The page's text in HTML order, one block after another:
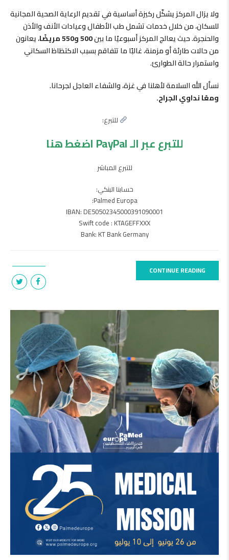
ولا يزال المركز يشكّل ركيزة أساسية في تقديم الرعاية الصحية المجانية
للسكان، من خلال خدمات تشمل طب الأطفال وعيادات الأنف والأذن
والحنجرة. حيث يعالج المركز أسبوعيًا ما بين500 و550 مريضًا
، يعانون
من حالات طارئة أو مزمنة، غالبًا ما تتفاقم بسبب الاكتظاظ السكاني
واستمرار حالة الطوارئ.
نسأل الله السلامة لأهلنا في غزة، والشفاء العاجل لجرحانا.
ومعًا نداوي الجراح.
للتبرع:
للتبرع عبر الـ PayPal اضغط هنا
للتبرع المباشر
حسابنا البنكي:
Palmed Europa:
IBAN: DE50502345000391090001
Swift code : KTAGEFFXXX
Bank: KT Bank Germany
CONTINUE READING